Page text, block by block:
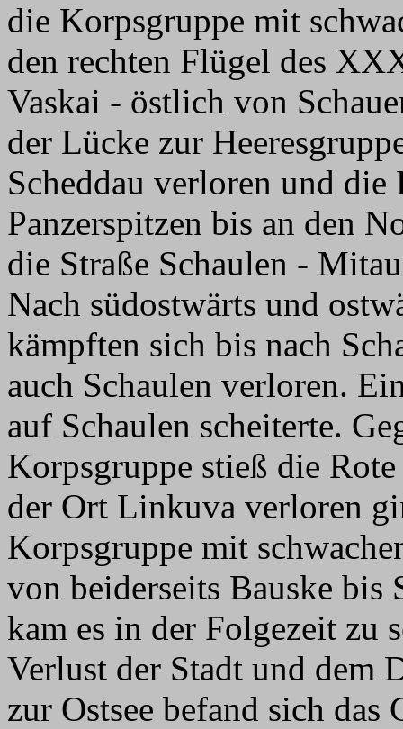
die Korpsgruppe mit
den rechten Flügel des
Vaskai - östlich von
der Lücke zur
Scheddau verloren und
Panzerspitzen bis an den
die Straße Schaulen -
Nach südostwärts und
kämpften sich bis nach
auch Schaulen verloren.
auf Schaulen scheiterte.
Korpsgruppe stieß die
der Ort Linkuva verloren
Korpsgruppe mit
von beiderseits Bauske
kam es in der Folgezeit zu
Verlust der Stadt und dem
zur Ostsee befand sich